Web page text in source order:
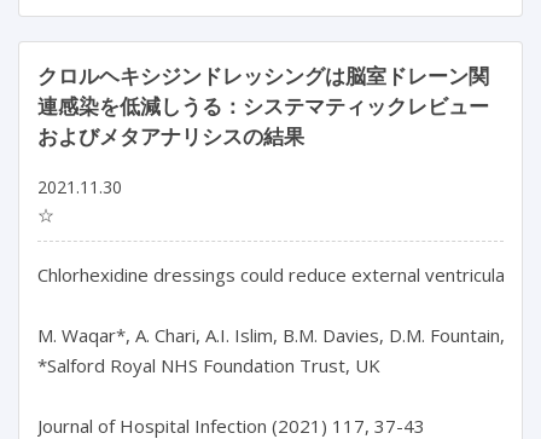
クロルヘキシジンドレッシングは脳室ドレーン関
連感染を低減しうる：システマティックレビュー
およびメタアナリシスの結果
2021.11.30
☆
Chlorhexidine dressings could reduce external ventricular
M. Waqar*, A. Chari, A.I. Islim, B.M. Davies, D.M. Fountain, S.
*Salford Royal NHS Foundation Trust, UK
Journal of Hospital Infection (2021) 117, 37-43